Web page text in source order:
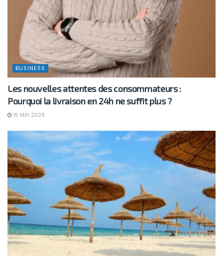
BUSINESS
Les nouvelles attentes des consommateurs :
Pourquoi la livraison en 24h ne suffit plus ?
15 MAI 2026